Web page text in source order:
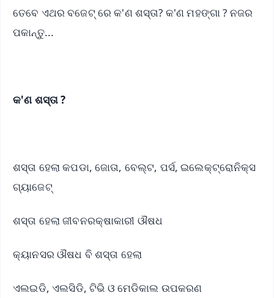
ତେବେ ଏଥର ବଜେଟ୍ ରେ କ'ଣ ଶସ୍ତା? କ'ଣ ମହଙ୍ଗା ? ନଜର
ପକାନ୍ତୁ...
କ'ଣ ଶସ୍ତା ?
ଶସ୍ତା ହେଲା କପଡା, ଜୋତା, ବେଲ୍ଟ, ପର୍ସ, ଇଲେକ୍ଟ୍ରୋନିକ୍ସ
ଗ୍ୟାଜେଟ୍
ଶସ୍ତା ହେଲା ଜୀବନରକ୍ଷାକାରୀ ଔଷଧ
କ୍ୟାନସର ଔଷଧ ବି ଶସ୍ତା ହେଲା
ଏଲଇଡି, ଏଲସିଡି, ଟିଭି ଓ ମେଡିକାଲ ଉପକରଣ